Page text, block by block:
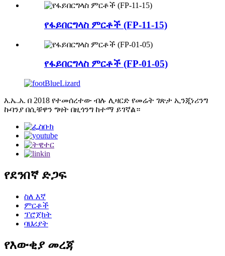
የፋይበርግላስ ምርቶች (FP-11-15)
የፋይበርግላስ ምርቶች (FP-01-05)
እ.ኤ.አ. በ 2018 የተመሰረተው ብሉ ሊዛርድ የመሬት ገጽታ ኢንጂነሪንግ
ኩባንያ በሲቹዋን ግዛት በዚጎንግ ከተማ ይገኛል።
የደንበኛ ድጋፍ
ስለ እኛ
ምርቶች
ፕሮጀክት
ባህሪያት
የእውቂያ መረጃ